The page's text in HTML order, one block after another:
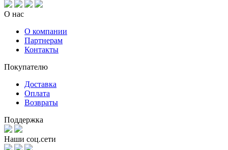
О нас
О компании
Партнерам
Контакты
Покупателю
Доставка
Оплата
Возвраты
Поддержка
Наши соц.сети